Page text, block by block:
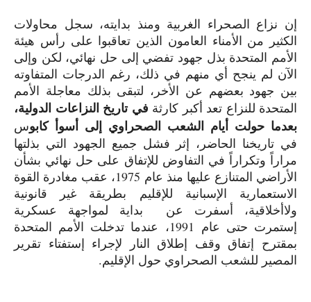
إن نزاع الصحراء الغربية ومنذ بدايته، سجل محاولات
الكثير من الأمناء العامون الذين تعاقبوا على رأس هيئة
الأمم المتحدة بذل جهود تفضي إلى حل نهائي، لكن وإلى
الآن لم ينجح أي منهم في ذلك، رغم الدرجات المتفاوته
بين جهود بعضهم عن الأخر، لتبقى بذلك معاجلة الأمم
المتحدة للنزاع تعد أكبر كارثة في تاريخ النزاعات الدولية،
بعدما حولت أيام الشعب الصحراوي إلى أسوأ كابوس
في تاريخنا الحاضر، إثر فشل جميع الجهود التي بذلتها
مراراً وتكراراً في التفاوض للإتفاق على حل نهائي بشأن
الأراضي المتنازع عليها منذ عام 1975، عقب مغادرة القوة
الاستعمارية الإسبانية للإقليم بطريقة غير قانونية
ولاأخلاقية، أسفرت عن بداية لمواجهة عسكرية
إستمرت حتى عام 1991، عندما تدخلت الأمم المتحدة
بمقترح إتفاق وقف إطلاق النار لإجراء إستفتاء تقرير
المصير للشعب الصحراوي حول الإقليم.